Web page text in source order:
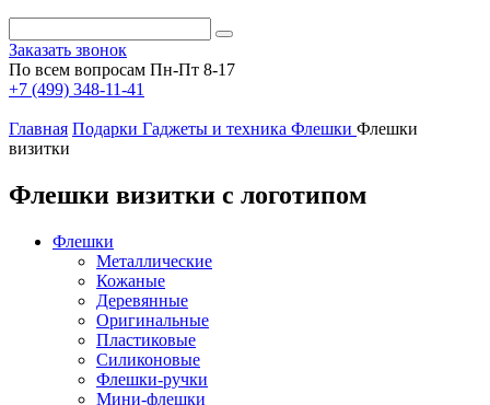
Заказать звонок
По всем вопросам Пн-Пт 8-17
+7 (499) 348-11-41
Главная Подарки Гаджеты и техника Флешки Флешки
визитки
Флешки визитки с логотипом
Флешки
Металлические
Кожаные
Деревянные
Оригинальные
Пластиковые
Силиконовые
Флешки-ручки
Мини-флешки